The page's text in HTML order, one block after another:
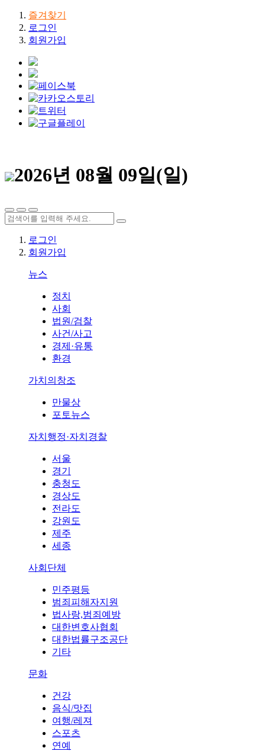
즐겨찾기
로그인
회원가입
2026년 08월 09일(일)
로그인
회원가입
뉴스
정치
사회
법원/검찰
사건/사고
경제·유통
환경
가치의창조
만물상
포토뉴스
자치행정·자치경찰
서울
경기
충청도
경상도
전라도
강원도
제주
세종
사회단체
민주평등
범죄피해자지원
법사랑,범죄예방
대한변호사협회
대한법률구조공단
기타
문화
건강
음식/맛집
여행/레져
스포츠
연예